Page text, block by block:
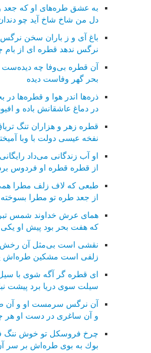
به عشق طره‌های او كه جعد
دل من شاخ شاخ آید چو
باغ آی و ز باران سخن
نرگس ندهد قطره ای از بام
آن قطره بی‌وفا چه دیده‌ست
بحر گهر وفاست دیده
ذره‌ها اندر هوا و قطره‌ها در
در دماغ عاشقانش باده و
قطره زهر و هزاران تنگ
نفخه عیسی دولت با وبا
او آب زندگانی می‌داد رایگانی
از قطره قطره او فردوس
طبعی كه لاف زلف مطرا
از جعد طره تو مطرا بسوخته
همای عرش خداوند شمس
كه هفت بحر بود پیش او
نقشی است بی‌مثل آن رخش
زلفی است مشكین طره‌اش
ای قطره گر آگه شوی با
سیلت سوی دریا برد پیشت
آن نرگس سرمست او و آن
و آن ساغری در دست او هر
چرخ فروسكل تو خوش ننگ
بوك به بوی طره‌اش بر